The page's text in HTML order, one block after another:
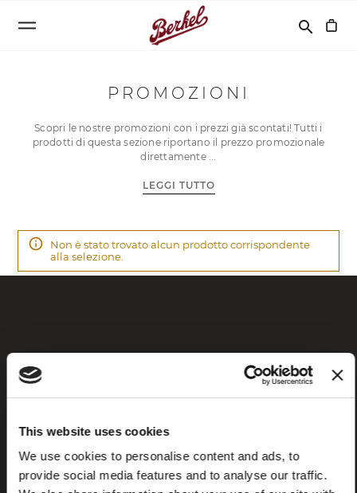
This website uses cookies
We use cookies to personalise content and ads, to
provide social media features and to analyse our traffic.
Cerca
search
PROMOZIONI
Scopri le nostre promozioni con i prezzi già scontati! Tutti i
prodotti di questa sezione riportano il prezzo promozionale
direttamente
LEGGI TUTTO
Non è stato trovato alcun prodotto corrispondente
alla selezione.
frequenti
(FAQ)
locator